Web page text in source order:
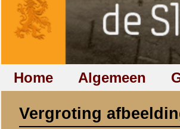
Home Grebbeberg
Vergroting afbeelding